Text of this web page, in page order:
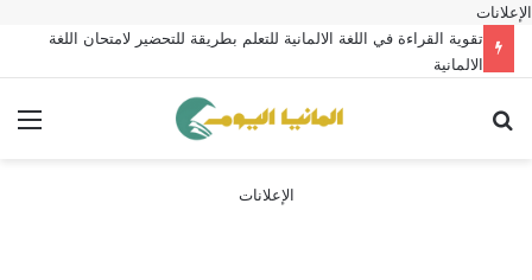
الإعلانات
تقوية القراءة في اللغة الالمانية للتعلم بطريقة للتحضير لامتحان اللغة
الالمانية
الإعلانات